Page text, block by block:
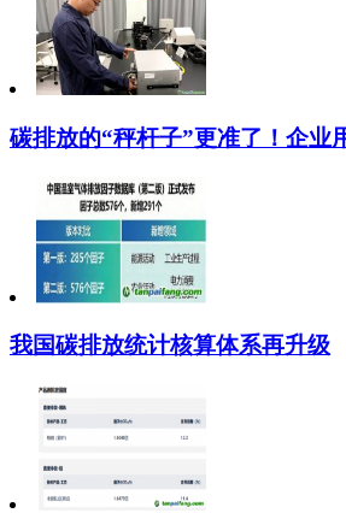
碳排放的“秤杆子”更准了！企业
我国碳排放统计核算体系再升级